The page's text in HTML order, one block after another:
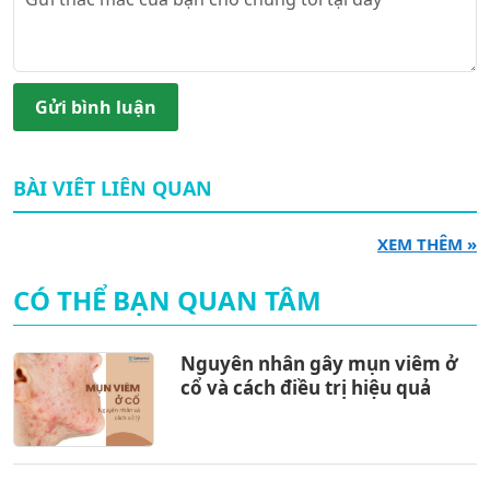
Gửi bình luận
BÀI VIÊT LIÊN QUAN
XEM THÊM »
CÓ THỂ BẠN QUAN TÂM
Nguyên nhân gây mụn viêm ở
cổ và cách điều trị hiệu quả